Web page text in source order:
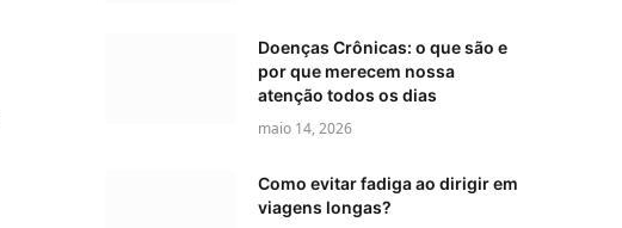
Doenças Crônicas: o que são e
por que merecem nossa
atenção todos os dias
maio 14, 2026
Como evitar fadiga ao dirigir em
viagens longas?